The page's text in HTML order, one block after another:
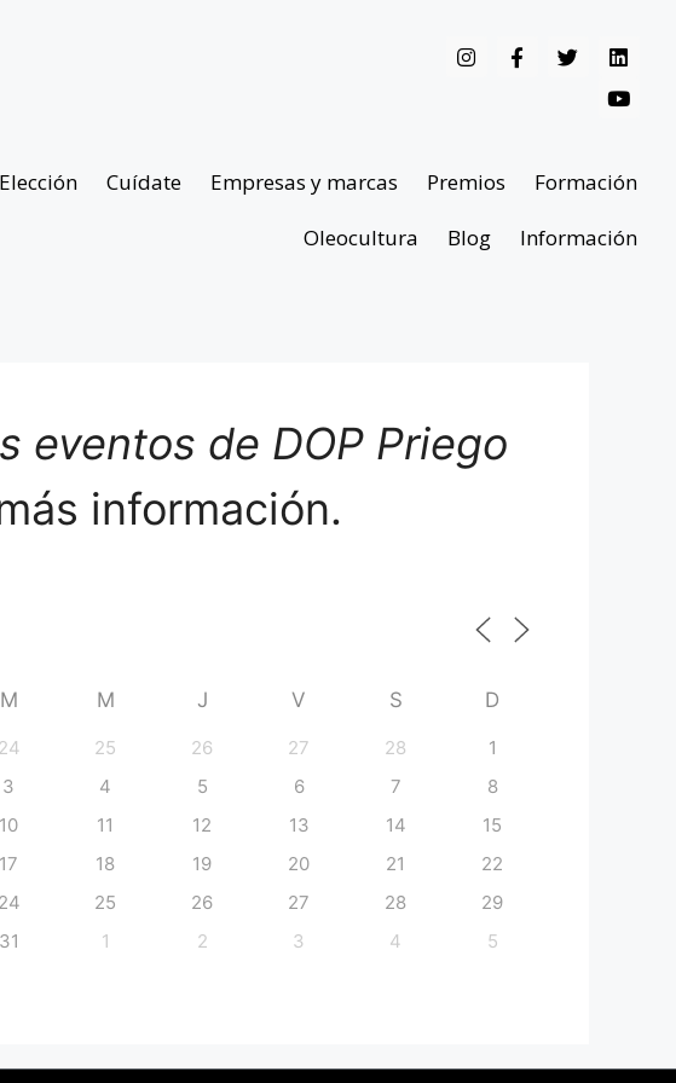
Cuídate Empresas y marcas Premios
Formación
Oleocultura
Blog Información
eventos de DOP Priego
información.
M M J V S D
24 25 26 27 28
1
3 4 5 6 7
8
10 11 12 13 14
15
17 18 19 20 21
22
24 25 26 27 28
29
31 1 2 3 4 5